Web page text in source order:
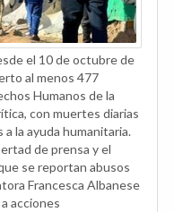
el 10 de octubre de
al menos 477
Humanos de la
con muertes diarias
la ayuda humanitaria.
de prensa y el
se reportan abusos
Francesca Albanese
acciones